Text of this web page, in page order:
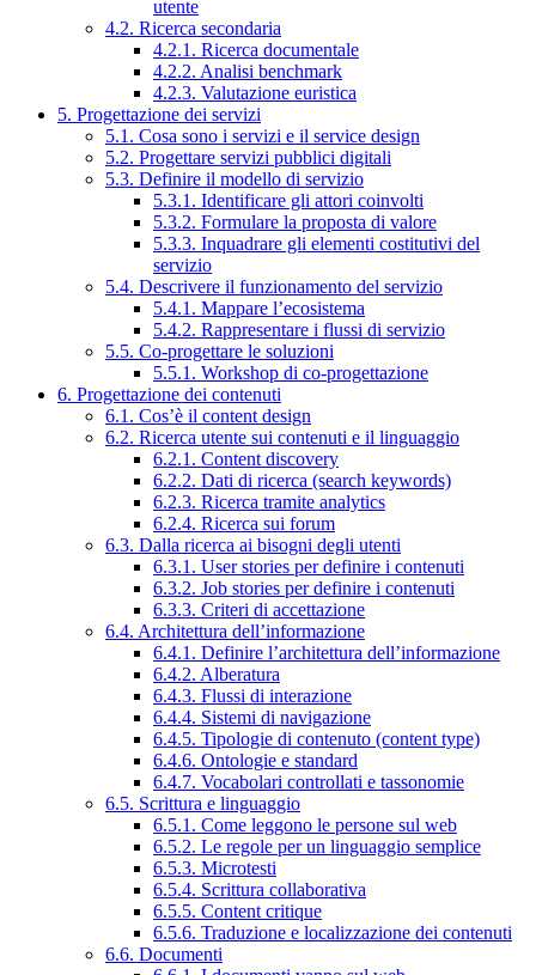
utente
4.2. Ricerca secondaria
4.2.1. Ricerca documentale
4.2.2. Analisi benchmark
4.2.3. Valutazione euristica
5. Progettazione dei servizi
5.1. Cosa sono i servizi e il service design
5.2. Progettare servizi pubblici digitali
5.3. Definire il modello di servizio
5.3.1. Identificare gli attori coinvolti
5.3.2. Formulare la proposta di valore
5.3.3. Inquadrare gli elementi costitutivi del
servizio
5.4. Descrivere il funzionamento del servizio
5.4.1. Mappare l’ecosistema
5.4.2. Rappresentare i flussi di servizio
5.5. Co-progettare le soluzioni
5.5.1. Workshop di co-progettazione
6. Progettazione dei contenuti
6.1. Cos’è il content design
6.2. Ricerca utente sui contenuti e il linguaggio
6.2.1. Content discovery
6.2.2. Dati di ricerca (search keywords)
6.2.3. Ricerca tramite analytics
6.2.4. Ricerca sui forum
6.3. Dalla ricerca ai bisogni degli utenti
6.3.1. User stories per definire i contenuti
6.3.2. Job stories per definire i contenuti
6.3.3. Criteri di accettazione
6.4. Architettura dell’informazione
6.4.1. Definire l’architettura dell’informazione
6.4.2. Alberatura
6.4.3. Flussi di interazione
6.4.4. Sistemi di navigazione
6.4.5. Tipologie di contenuto (content type)
6.4.6. Ontologie e standard
6.4.7. Vocabolari controllati e tassonomie
6.5. Scrittura e linguaggio
6.5.1. Come leggono le persone sul web
6.5.2. Le regole per un linguaggio semplice
6.5.3. Microtesti
6.5.4. Scrittura collaborativa
6.5.5. Content critique
6.5.6. Traduzione e localizzazione dei contenuti
6.6. Documenti